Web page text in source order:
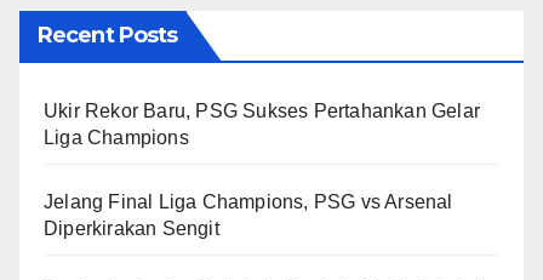
Recent Posts
Ukir Rekor Baru, PSG Sukses Pertahankan Gelar
Liga Champions
Jelang Final Liga Champions, PSG vs Arsenal
Diperkirakan Sengit